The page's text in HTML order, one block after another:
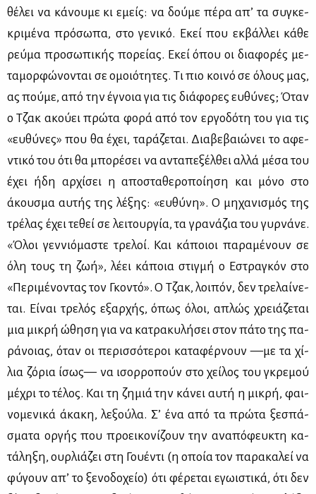
θέ­λει να κά­νου­με κι εμείς: να δού­με πέ­ρα απ’ τα συ­γκε­
κρι­μέ­να πρό­σω­πα, στο γε­νι­κό. Εκεί που εκ­βάλ­λει κά­θε
ρεύ­μα προ­σω­πι­κής πο­ρεί­ας. Εκεί όπου οι δια­φο­ρές με­
τα­μορ­φώ­νο­νται σε ομοιό­τη­τες. Τι πιο κοι­νό σε όλους μας,
ας πού­με, από την έγνοια για τις διά­φο­ρες ευ­θύ­νες; Όταν
ο Τζακ ακού­ει πρώ­τα φο­ρά από τον ερ­γο­δό­τη του για τις
«ευ­θύ­νες» που θα έχει, τα­ρά­ζε­ται. Δια­βε­βαιώ­νει το αφε­
ντι­κό του ότι θα μπο­ρέ­σει να αντα­πε­ξέλ­θει αλ­λά μέ­σα του
έχει ήδη αρ­χί­σει η απο­στα­θε­ρο­ποί­η­ση και μό­νο στο
άκου­σμα αυ­τής της λέ­ξης: «ευ­θύ­νη». Ο μη­χα­νι­σμός της
τρέ­λας έχει τε­θεί σε λει­τουρ­γία, τα γρα­νά­ζια του γυρ­νά­νε.
«Όλοι γεν­νιό­μα­στε τρε­λοί. Και κά­ποιοι πα­ρα­μέ­νουν σε
όλη τους τη ζωή», λέ­ει κά­ποια στιγ­μή ο Εστρα­γκόν στο
«Πε­ρι­μέ­νο­ντας τον Γκο­ντό». Ο Τζακ, λοι­πόν, δεν τρε­λαί­νε­
ται. Εί­ναι τρε­λός εξαρ­χής, όπως όλοι, απλώς χρειά­ζε­ται
μια μι­κρή ώθη­ση για να κα­τρα­κυ­λή­σει στον πά­το της πα­
ρά­νοιας, όταν οι πε­ρισ­σό­τε­ροι κα­τα­φέρ­νουν —με τα χί­
λια ζό­ρια ίσως— να ισορ­ρο­πούν στο χεί­λος του γκρε­μού
μέ­χρι το τέ­λος. Και τη ζη­μιά την κά­νει αυ­τή η μι­κρή, φαι­
νο­με­νι­κά άκα­κη, λε­ξού­λα. Σ’ ένα από τα πρώ­τα ξε­σπά­
σμα­τα ορ­γής που προει­κο­νί­ζουν την ανα­πό­φευ­κτη κα­
τά­λη­ξη, ουρ­λιά­ζει στη Γου­έ­ντι (η οποία τον πα­ρα­κα­λεί να
φύ­γουν απ’ το ξε­νο­δο­χείο) ότι φέ­ρε­ται εγω­ι­στι­κά, ότι δεν